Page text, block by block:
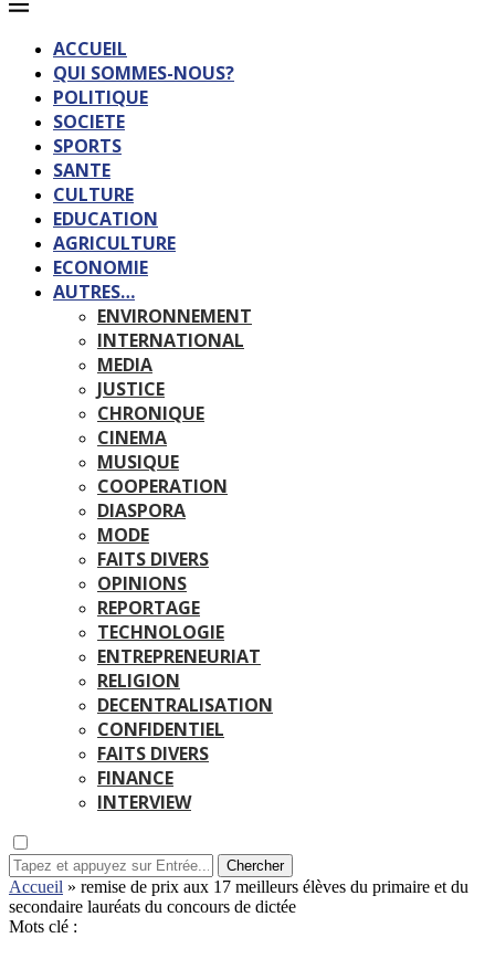
ACCUEIL
QUI SOMMES-NOUS?
POLITIQUE
SOCIETE
SPORTS
SANTE
CULTURE
EDUCATION
AGRICULTURE
ECONOMIE
AUTRES…
ENVIRONNEMENT
INTERNATIONAL
MEDIA
JUSTICE
CHRONIQUE
CINEMA
MUSIQUE
COOPERATION
DIASPORA
MODE
FAITS DIVERS
OPINIONS
REPORTAGE
TECHNOLOGIE
ENTREPRENEURIAT
RELIGION
DECENTRALISATION
CONFIDENTIEL
FAITS DIVERS
FINANCE
INTERVIEW
Chercher
Accueil » remise de prix aux 17 meilleurs élèves du primaire et du
secondaire lauréats du concours de dictée
Mots clé :